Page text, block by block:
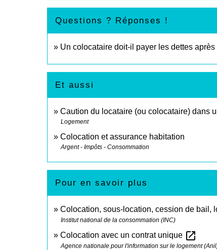
Questions ? Réponses !
Un colocataire doit-il payer les dettes
Et aussi
Caution du locataire (ou colocataire) dans
Logement
Colocation et assurance habitation
Argent - Impôts - Consommation
Pour en savoir plus
Colocation, sous-location, cession de bail,
Institut national de la consommation (INC)
Colocation avec un contrat unique open_in_new
Agence nationale pour l'information sur le logement